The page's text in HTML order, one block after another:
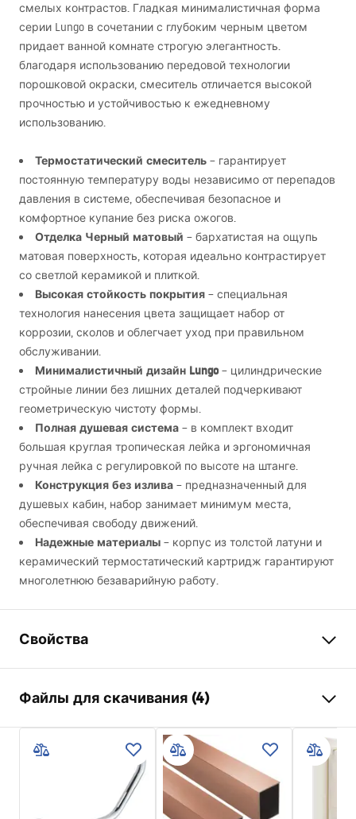
смелых контрастов. Гладкая минималистичная форма
серии Lungo в сочетании с глубоким черным цветом
придает ванной комнате строгую элегантность.
благодаря использованию передовой технологии
порошковой окраски, смеситель отличается высокой
прочностью и устойчивостью к ежедневному
использованию.
Термостатический смеситель – гарантирует
постоянную температуру воды независимо от перепадов
давления в системе, обеспечивая безопасное и
комфортное купание без риска ожогов.
Отделка Черный матовый – бархатистая на ощупь
матовая поверхность, которая идеально контрастирует
со светлой керамикой и плиткой.
Высокая стойкость покрытия – специальная
технология нанесения цвета защищает набор от
коррозии, сколов и облегчает уход при правильном
обслуживании.
Минималистичный дизайн Lungo– цилиндрические
стройные линии без лишних деталей подчеркивают
геометрическую чистоту формы.
Полная душевая система – в комплект входит
большая круглая тропическая лейка и эргономичная
ручная лейка с регулировкой по высоте на штанге.
Конструкция без излива – предназначенный для
душевых кабин, набор занимает минимум места,
обеспечивая свободу движений.
Надежные материалы – корпус из толстой латуни и
керамический термостатический картридж гарантируют
многолетнюю безаварийную работу.
Свойства
Материал
Латунь , ABS
Тип смесителя
Термостатическая
Способ монтажа
наружного монтажа
Регулировка высоты
Да
845
мм
Файлы для скачивания (4)
Информация по безопасности
Safety_Information_Shower_set.pdf